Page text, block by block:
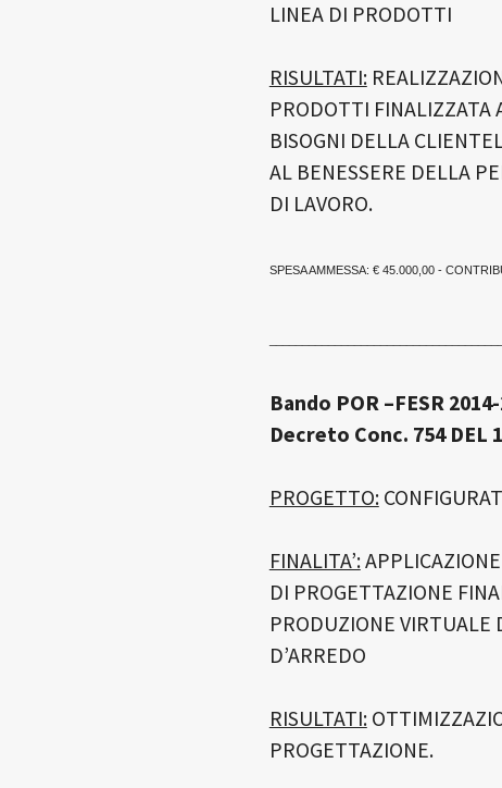
LINEA DI PRODOTTI
RISULTATI:
PRODOTTI FINALIZZATA
BISOGNI DELLA
AL BENESSERE DELLA
DI LAVORO.
SPESA AMMESSA: € 45.000,00 -
Bando POR –FESR
Decreto Conc. 754 DEL
PROGETTO:
FINALITA’:
DI PROGETTAZIONE
PRODUZIONE VIRTUALE
D’ARREDO
RISULTATI:
PROGETTAZIONE.